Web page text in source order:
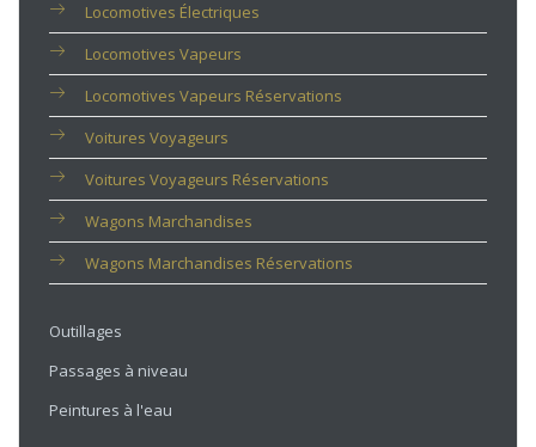
Locomotives Électriques
Locomotives Vapeurs
Locomotives Vapeurs Réservations
Voitures Voyageurs
Voitures Voyageurs Réservations
Wagons Marchandises
Wagons Marchandises Réservations
Outillages
Passages à niveau
Peintures à l'eau